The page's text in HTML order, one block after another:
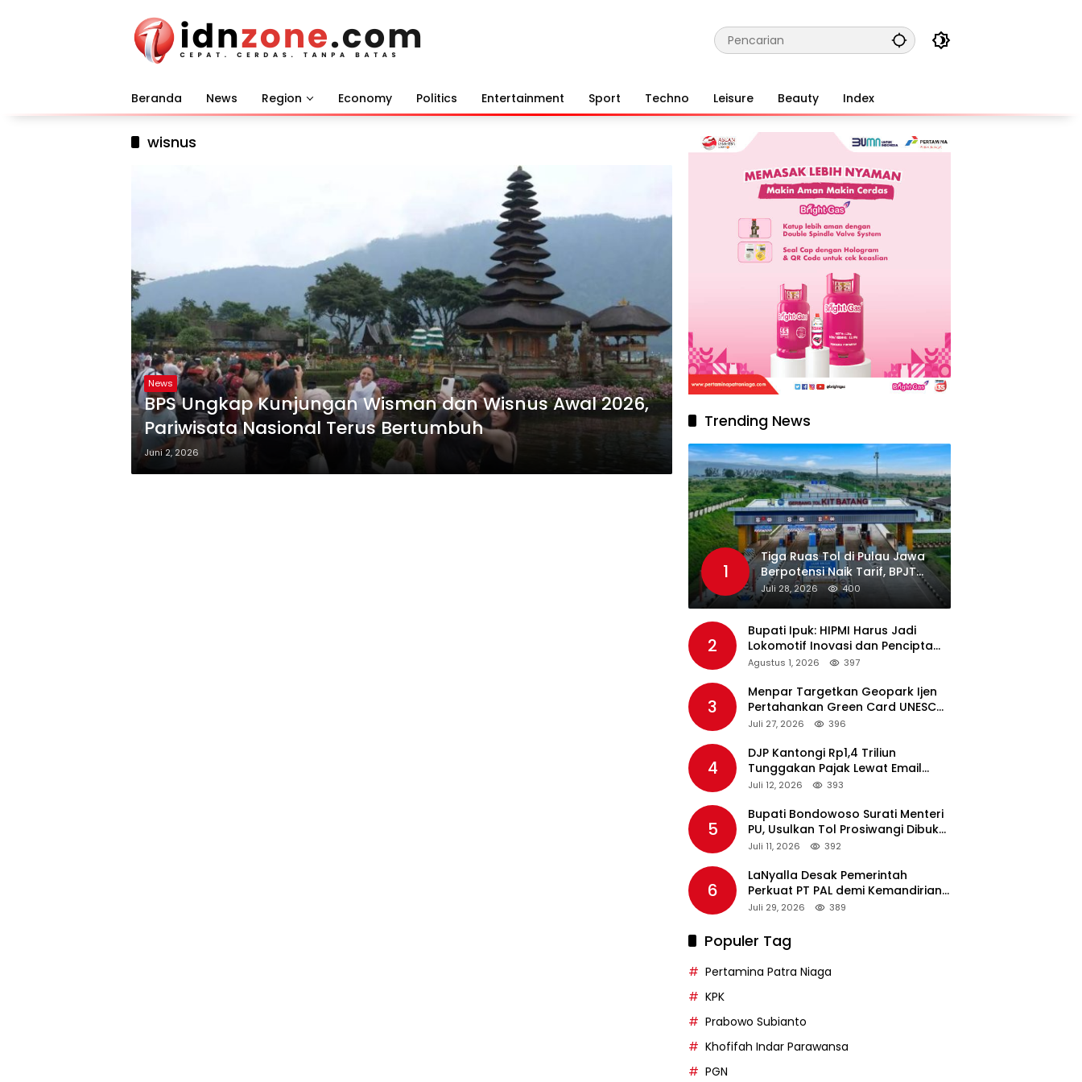
Beranda News Region Economy Politics Entertainment Sport Techno Leisure Beauty Index
wisnus
News
BPS Ungkap Kunjungan Wisman dan Wisnus Awal 2026,
Pariwisata Nasional Terus Bertumbuh
Juni 2, 2026
Trending News
1
Tiga Ruas Tol di Pulau Jawa
Berpotensi Naik Tarif, BPJT
Tunggu Hasil Evaluasi
Standar Pelayanan
Juli 28, 2026 400
2
Bupati Ipuk: HIPMI Harus Jadi
Lokomotif Inovasi dan Pencipta
Lapangan Kerja
Agustus 1, 2026 397
3
Menpar Targetkan Geopark Ijen
Pertahankan Green Card UNESCO
pada Revalidasi Agustus 2026
Juli 27, 2026 396
4
DJP Kantongi Rp1,4 Triliun
Tunggakan Pajak Lewat Email
Pengingat, Total Piutang Masih
Juli 12, 2026 393
5
Bupati Bondowoso Surati Menteri
PU, Usulkan Tol Prosiwangi Dibuka
Sementara
Juli 11, 2026 392
6
LaNyalla Desak Pemerintah
Perkuat PT PAL demi Kemandirian
Industri Pertahanan Maritim
Juli 29, 2026 389
Populer Tag
Pertamina Patra Niaga
KPK
Prabowo Subianto
Khofifah Indar Parawansa
PGN